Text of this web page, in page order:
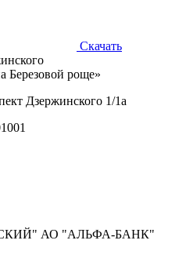
Скачать
Березовой роще»
Дзержинского 1/1а
АО "АЛЬФА-БАНК"